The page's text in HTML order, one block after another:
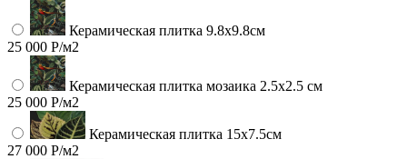
Керамическая плитка 9.8x9.8см
25 000 Р/м2
Керамическая плитка мозаика 2.5x2.5 см
25 000 Р/м2
Керамическая плитка 15х7.5см
27 000 Р/м2